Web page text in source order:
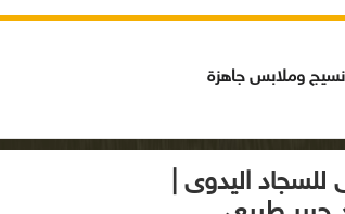
وملابس جاهزة
اليدوى |